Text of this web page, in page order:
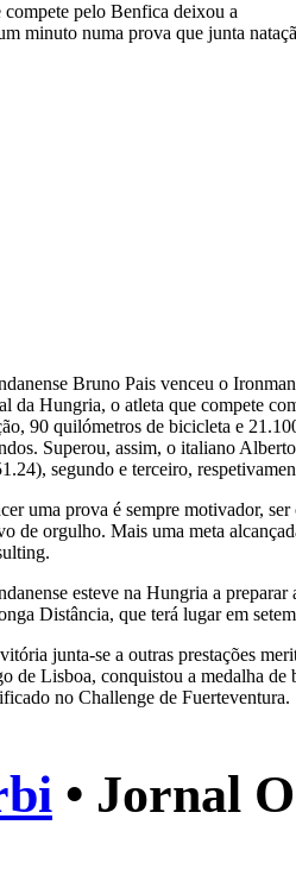
compete pelo Benfica deixou a
minuto numa prova que junta
Bruno Pais venceu o
da Hungria, o atleta que compete
90 quilómetros de bicicleta e
Superou, assim, o italiano
segundo e terceiro,
uma prova é sempre motivador,
de orgulho. Mais uma meta
esteve na Hungria a
Distância, que terá lugar em
junta-se a outras prestações
de Lisboa, conquistou a medalha
no Challenge de Fuerteventura.
• Jornal